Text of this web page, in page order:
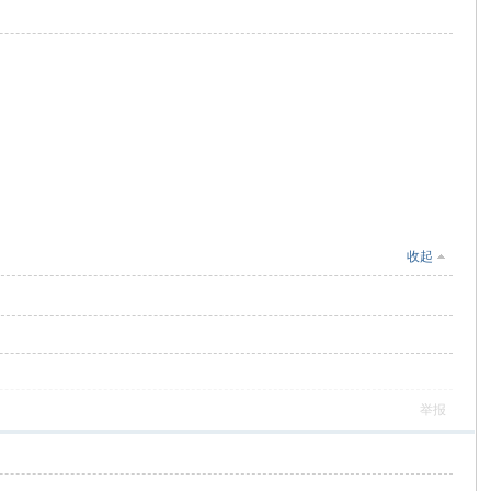
收起
举报